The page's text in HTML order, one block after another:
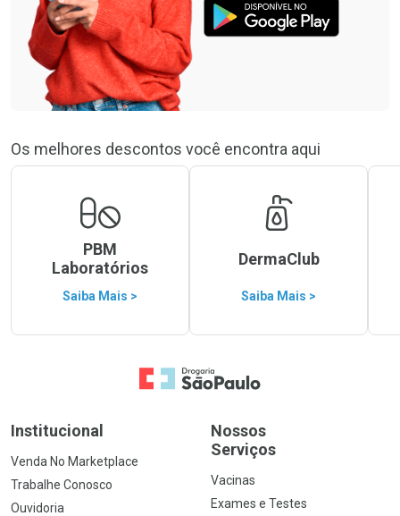
Os melhores descontos você encontra aqui
PBM
Laboratórios
Saiba Mais >
DermaClub
Saiba Mais >
Ir para a Home
Institucional
Venda No Marketplace
Trabalhe Conosco
Ouvidoria
Nossos
Serviços
Vacinas
Exames e Testes